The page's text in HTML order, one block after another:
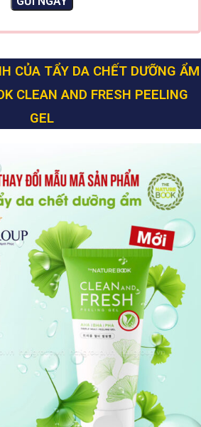
CỦA TẨY DA CHẾT DƯỠNG ẨM
CLEAN AND FRESH PEELING
GEL